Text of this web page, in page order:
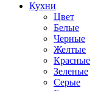
Кухни
Цвет
Белые
Черные
Желтые
Красные
Зеленые
Серые